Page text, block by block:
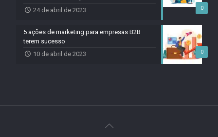
0
24 de abril de 2023
0
5 ações de marketing para empresas B2B
terem sucesso
10 de abril de 2023